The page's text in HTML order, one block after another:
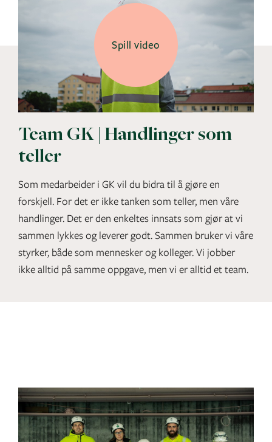
Team GK | Handlinger som
teller
Som medarbeider i GK vil du bidra til å gjøre en
forskjell. For det er ikke tanken som teller, men våre
handlinger. Det er den enkeltes innsats som gjør at vi
sammen lykkes og leverer godt. Sammen bruker vi våre
styrker, både som mennesker og kolleger. Vi jobber
ikke alltid på samme oppgave, men vi er alltid et team.
Spill video